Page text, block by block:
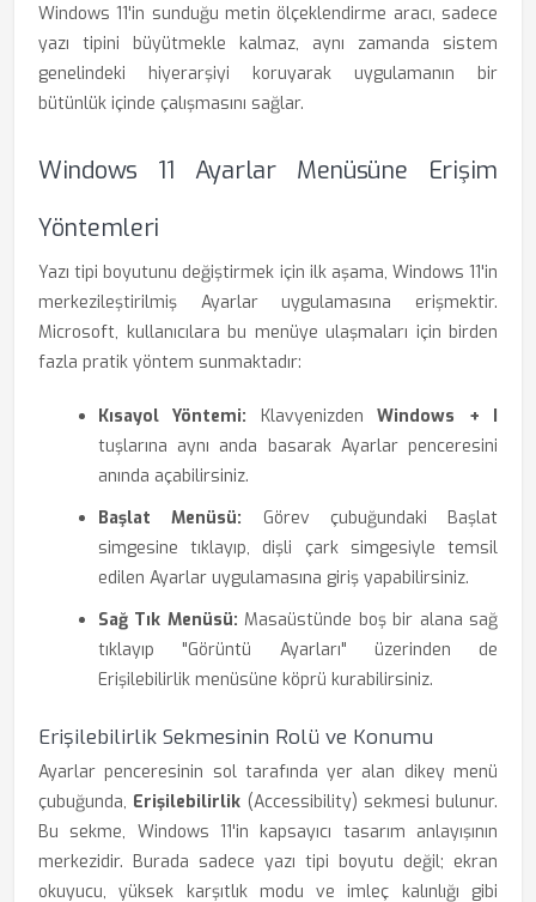
Windows 11'in sunduğu metin ölçeklendirme aracı, sadece
yazı tipini büyütmekle kalmaz, aynı zamanda sistem
genelindeki hiyerarşiyi koruyarak uygulamanın bir
bütünlük içinde çalışmasını sağlar.
Windows 11 Ayarlar Menüsüne Erişim
Yöntemleri
Yazı tipi boyutunu değiştirmek için ilk aşama, Windows 11'in
merkezileştirilmiş Ayarlar uygulamasına erişmektir.
Microsoft, kullanıcılara bu menüye ulaşmaları için birden
fazla pratik yöntem sunmaktadır:
Kısayol Yöntemi: KlavyenizdenWindows + I
tuşlarına aynı anda basarak Ayarlar penceresini
anında açabilirsiniz.
Başlat Menüsü: Görev çubuğundaki Başlat
simgesine tıklayıp, dişli çark simgesiyle temsil
edilen Ayarlar uygulamasına giriş yapabilirsiniz.
Sağ Tık Menüsü: Masaüstünde boş bir alana sağ
tıklayıp "Görüntü Ayarları" üzerinden de
Erişilebilirlik menüsüne köprü kurabilirsiniz.
Erişilebilirlik Sekmesinin Rolü ve Konumu
Ayarlar penceresinin sol tarafında yer alan dikey menü
çubuğunda, Erişilebilirlik (Accessibility) sekmesi bulunur.
Bu sekme, Windows 11'in kapsayıcı tasarım anlayışının
merkezidir. Burada sadece yazı tipi boyutu değil; ekran
okuyucu, yüksek karşıtlık modu ve imleç kalınlığı gibi